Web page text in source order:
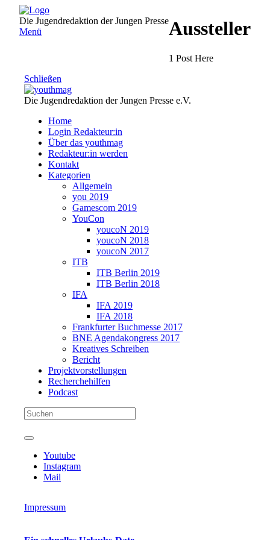
Direkt
zum
Inhalt
Die Jugendredaktion der Jungen Presse
Menü
Aussteller
1 Post Here
Schließen
Die Jugendredaktion der Jungen Presse e.V.
Home
Login Redakteur:in
Über das youthmag
Redakteur:in werden
Kontakt
Kategorien
Allgemein
you 2019
Gamescom 2019
YouCon
youcoN 2019
youcoN 2018
youcoN 2017
ITB
ITB Berlin 2019
ITB Berlin 2018
IFA
IFA 2019
IFA 2018
Frankfurter Buchmesse 2017
BNE Agendakongress 2017
Kreatives Schreiben
Bericht
Projektvorstellungen
Recherchehilfen
Podcast
Youtube
Instagram
Mail
Impressum